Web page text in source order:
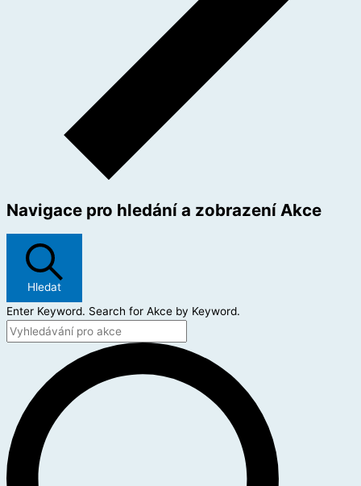
Navigace pro hledání a zobrazení Akce
Hledat
Enter Keyword. Search for Akce by Keyword.